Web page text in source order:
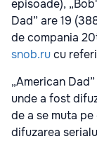
episoade),
Dad” are 19
de compania
snob.rucu
„American
unde a fost
de a se muta
difuzarea